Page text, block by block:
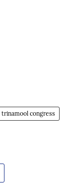
trinamool congress